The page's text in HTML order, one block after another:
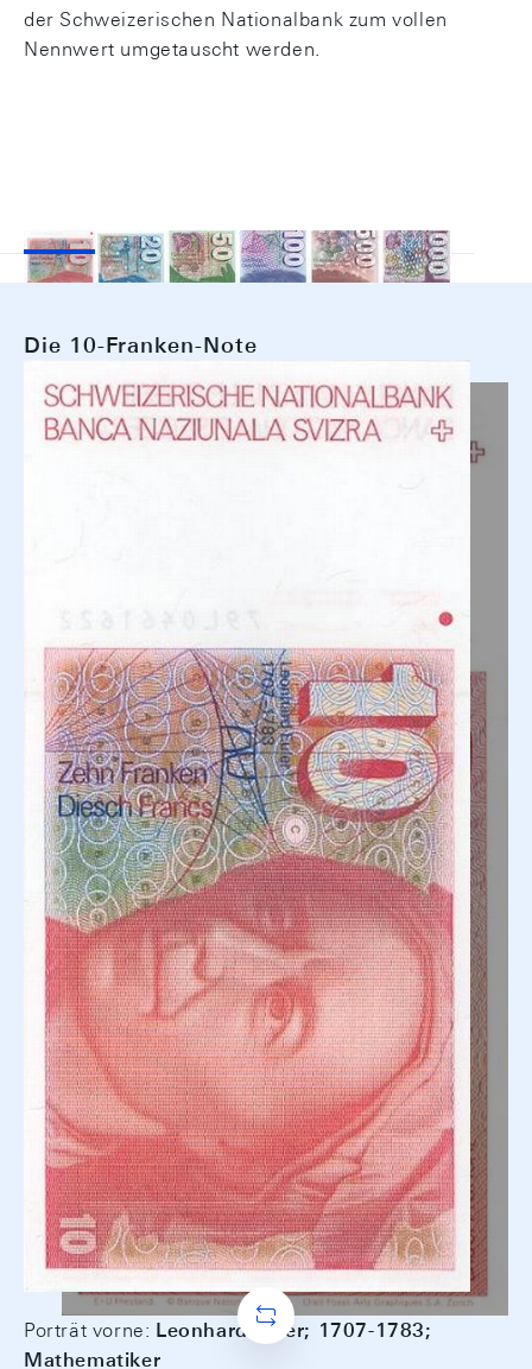
der Schweizerischen Nationalbank zum vollen
Nennwert umgetauscht werden.
Die 10-Franken-Note
Porträt vorne: Leonhard Euler; 1707-1783;
Mathematiker